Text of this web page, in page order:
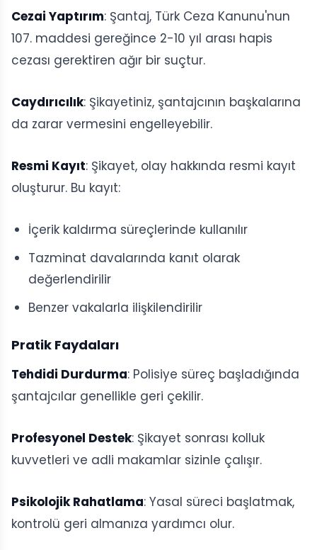
Cezai Yaptırım: Şantaj, Türk Ceza Kanunu'nun
107. maddesi gereğince 2-10 yıl arası hapis
cezası gerektiren ağır bir suçtur.
Caydırıcılık: Şikayetiniz, şantajcının başkalarına
da zarar vermesini engelleyebilir.
Resmi Kayıt: Şikayet, olay hakkında resmi kayıt
oluşturur. Bu kayıt:
İçerik kaldırma süreçlerinde kullanılır
Tazminat davalarında kanıt olarak
değerlendirilir
Benzer vakalarla ilişkilendirilir
Pratik Faydaları
Tehdidi Durdurma: Polisiye süreç başladığında
şantajcılar genellikle geri çekilir.
Profesyonel Destek: Şikayet sonrası kolluk
kuvvetleri ve adli makamlar sizinle çalışır.
Psikolojik Rahatlama: Yasal süreci başlatmak,
kontrolü geri almanıza yardımcı olur.